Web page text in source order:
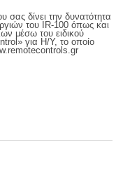
δίνει την δυνατότητα
του IR-100 όπως και
μέσω του ειδικού
για Η/Υ, το οποίο